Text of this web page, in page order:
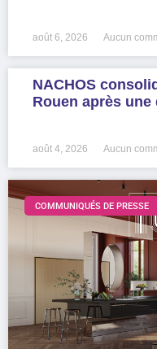
août 6, 2026 Aucun
NACHOS
Rouen après une
août 4, 2026 Aucun
COMMUNIQUÉS DE PRESSE